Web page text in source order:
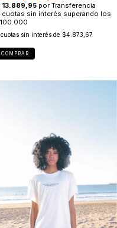
cuotas sin interés de $4.873,67
COMPRAR